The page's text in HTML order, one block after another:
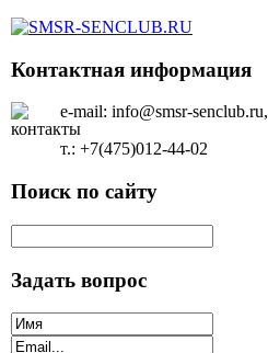
Контактная информация
e-mail: info@smsr-senclub.ru,
т.: +7(475)012-44-02
Поиск по сайту
Задать вопрос